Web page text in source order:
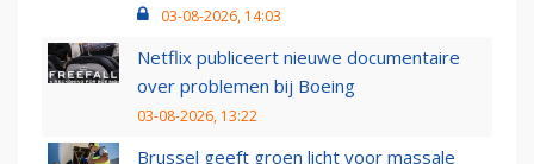
03-08-2026, 14:03
Netflix publiceert nieuwe documentaire
over problemen bij Boeing
03-08-2026, 13:22
Brussel geeft groen licht voor massale